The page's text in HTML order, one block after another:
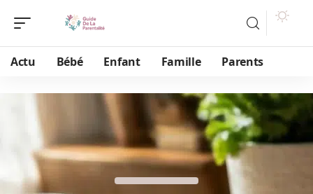
Actu Bébé Enfant Famille Parents